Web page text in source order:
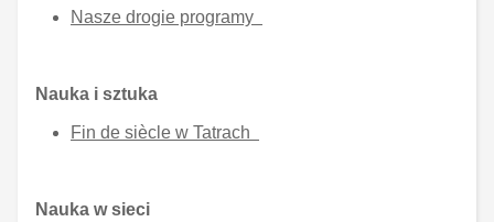
Nasze drogie programy
Nauka i sztuka
Fin de siècle w Tatrach
Nauka w sieci